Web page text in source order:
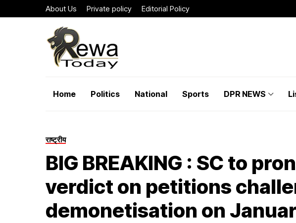
About Us Private policy Editorial Policy
Home Politics National Sports DPR NEWS
राष्ट्रीय
BIG BREAKING : SC to
verdict on petitions
demonetisation on